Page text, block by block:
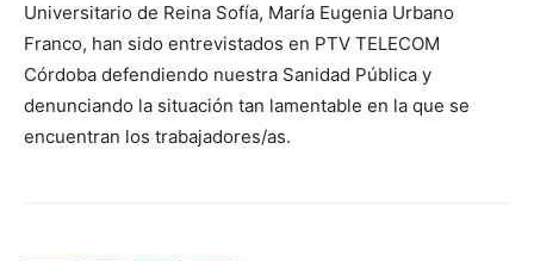
Universitario de Reina Sofía, María Eugenia Urbano
Franco, han sido entrevistados en PTV TELECOM
Córdoba defendiendo nuestra Sanidad Pública y
denunciando la situación tan lamentable en la que se
encuentran los trabajadores/as.